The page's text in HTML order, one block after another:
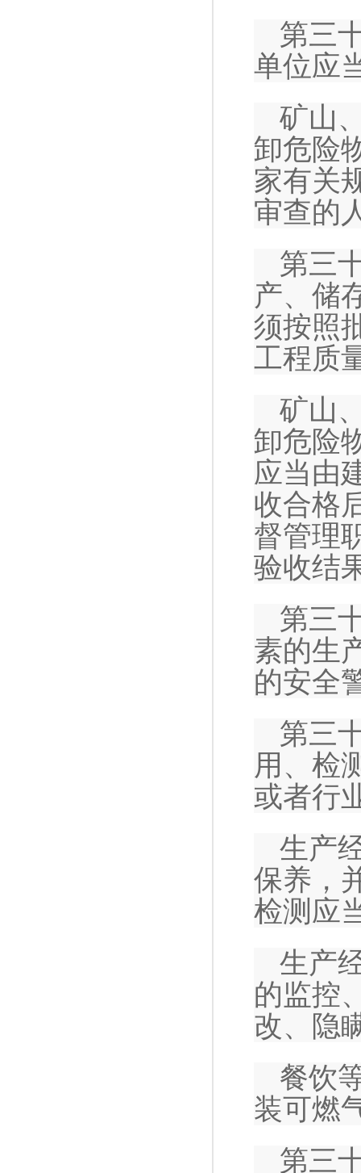
第三
单位应
矿山
卸危险
家有关
审查的
第三
产、储
须按照
工程质
矿山
卸危险
应当由
收合格
督管理
验收结
第三
素的生
的安全
第三
用、检
或者行
生产
保养，
检测应
生产
的监控
改、隐
餐饮
装可燃
第三